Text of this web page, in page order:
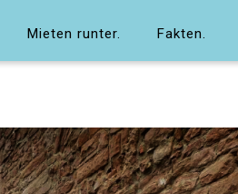
Mieten runter. Fakten.